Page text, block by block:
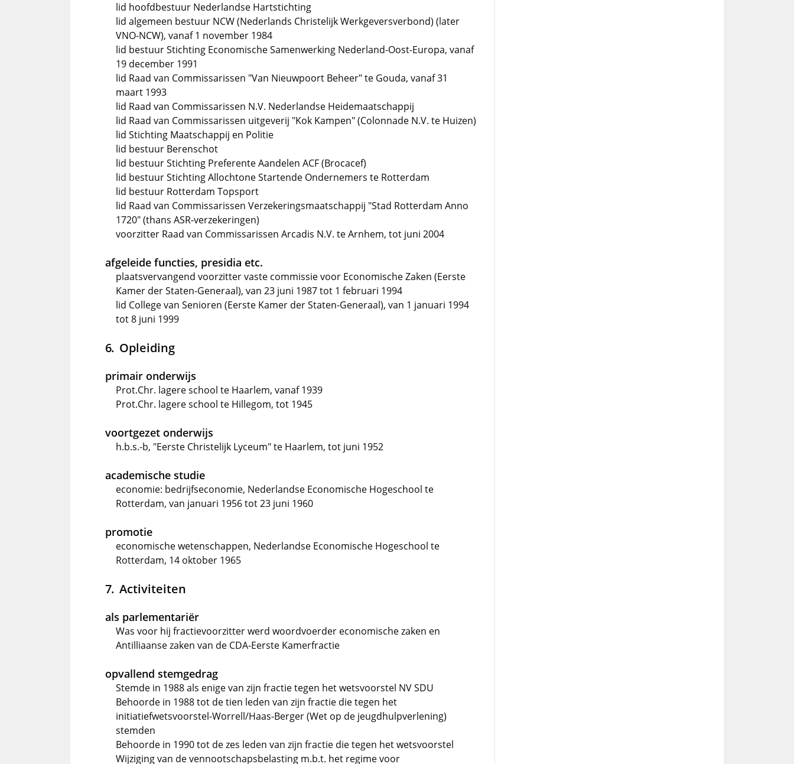
lid hoofdbestuur Nederlandse Hartstichting
lid algemeen bestuur NCW (Nederlands Christelijk Werkgeversverbond) (later
VNO-NCW), vanaf 1 november 1984
lid bestuur Stichting Economische Samenwerking Nederland-Oost-Europa, vanaf
19 december 1991
lid Raad van Commissarissen "Van Nieuwpoort Beheer" te Gouda, vanaf 31
maart 1993
lid Raad van Commissarissen N.V. Nederlandse Heidemaatschappij
lid Raad van Commissarissen uitgeverij "Kok Kampen" (Colonnade N.V. te Huizen)
lid Stichting Maatschappij en Politie
lid bestuur Berenschot
lid bestuur Stichting Preferente Aandelen ACF (Brocacef)
lid bestuur Stichting Allochtone Startende Ondernemers te Rotterdam
lid bestuur Rotterdam Topsport
lid Raad van Commissarissen Verzekeringsmaatschappij "Stad Rotterdam Anno
1720" (thans ASR-verzekeringen)
voorzitter Raad van Commissarissen Arcadis N.V. te Arnhem, tot juni 2004
afgeleide functies, presidia etc.
plaatsvervangend voorzitter vaste commissie voor Economische Zaken (Eerste
Kamer der Staten-Generaal), van 23 juni 1987 tot 1 februari 1994
lid College van Senioren (Eerste Kamer der Staten-Generaal), van 1 januari 1994
tot 8 juni 1999
Opleiding
primair onderwijs
Prot.Chr. lagere school te Haarlem, vanaf 1939
Prot.Chr. lagere school te Hillegom, tot 1945
voortgezet onderwijs
h.b.s.-b, "Eerste Christelijk Lyceum" te Haarlem, tot juni 1952
academische studie
economie: bedrijfseconomie, Nederlandse Economische Hogeschool te
Rotterdam, van januari 1956 tot 23 juni 1960
promotie
economische wetenschappen, Nederlandse Economische Hogeschool te
Rotterdam, 14 oktober 1965
Activiteiten
als parlementariër
Was voor hij fractievoorzitter werd woordvoerder economische zaken en
Antilliaanse zaken van de CDA-Eerste Kamerfractie
opvallend stemgedrag
Stemde in 1988 als enige van zijn fractie tegen het wetsvoorstel NV SDU
Behoorde in 1988 tot de tien leden van zijn fractie die tegen het
initiatiefwetsvoorstel-Worrell/Haas-Berger (Wet op de jeugdhulpverlening)
stemden
Behoorde in 1990 tot de zes leden van zijn fractie die tegen het wetsvoorstel
Wijziging van de vennootschapsbelasting m.b.t. het regime voor